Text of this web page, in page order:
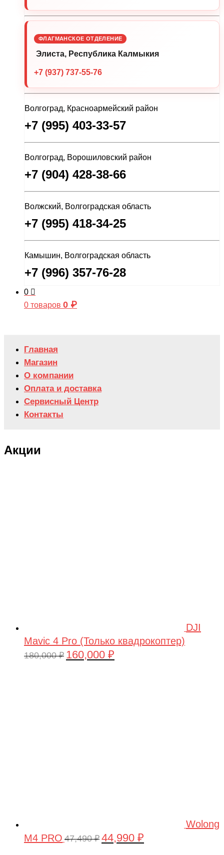
ФЛАГМАНСКОЕ ОТДЕЛЕНИЕ
Элиста, Республика Калмыкия
+7 (937) 737-55-76
Волгоград, Красноармейский район
+7 (995) 403-33-57
Волгоград, Ворошиловский район
+7 (904) 428-38-66
Волжский, Волгоградская область
+7 (995) 418-34-25
Камышин, Волгоградская область
+7 (996) 357-76-28
0
0 товаров 0 ₽
Главная
Магазин
О компании
Оплата и доставка
Сервисный Центр
Контакты
Акции
DJI
Mavic 4 Pro (Только квадрокоптер)
180,000₽ Первоначальная
160,000 ₽
Wolong
M4 PRO 47,490₽ Первоначальная
44,990 ₽